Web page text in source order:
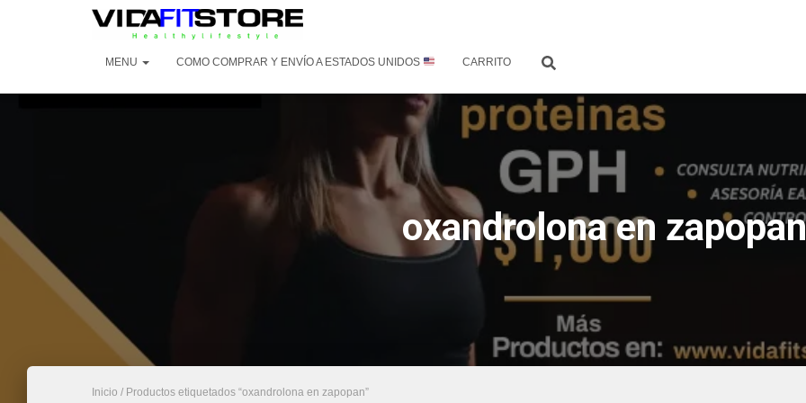
MENU COMO COMPRAR Y ENVÍO A ESTADOS UNIDOS CARRITO
oxandrolona en zapopan
Inicio / Productos etiquetados “oxandrolona en zapopan”